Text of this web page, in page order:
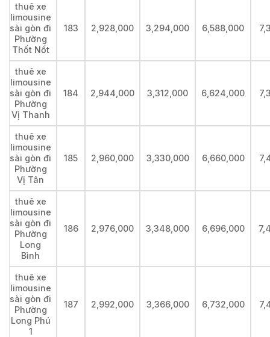
thuê xe
limousine
sài gòn đi
Phường
Thốt Nốt
183 2,928,000 3,294,000 6,588,000
thuê xe
limousine
sài gòn đi
Phường
Vị Thanh
184 2,944,000 3,312,000 6,624,000
thuê xe
limousine
sài gòn đi
Phường
Vị Tân
185 2,960,000 3,330,000 6,660,000
thuê xe
limousine
sài gòn đi
Phường
Long
Bình
186 2,976,000 3,348,000 6,696,000
thuê xe
limousine
sài gòn đi
Phường
Long Phú
1
187 2,992,000 3,366,000 6,732,000